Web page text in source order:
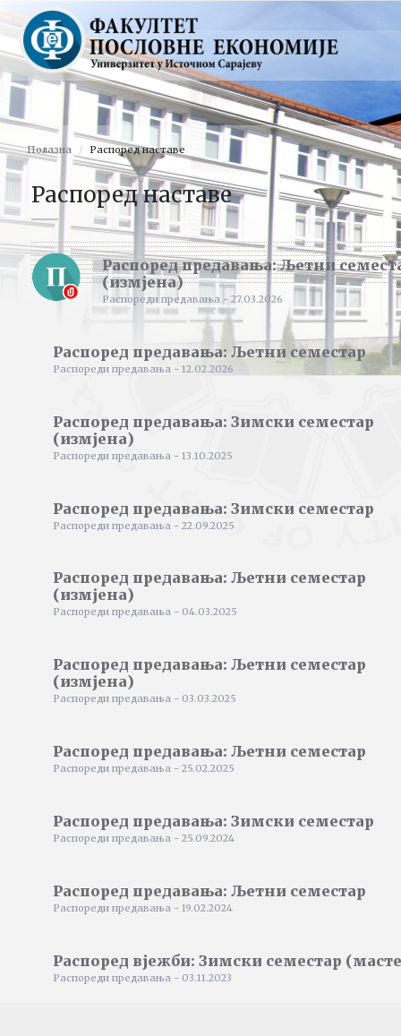
Полазна Распоред наставе
Распоред наставе
Распоред предавања: Љетни
(измјена)
Распореди предавања - 27.03.2026
Распоред предавања: Љетни семестар
Распореди предавања - 12.02.2026
Распоред предавања: Зимски семестар
(измјена)
Распореди предавања - 13.10.2025
Распоред предавања: Зимски семестар
Распореди предавања - 22.09.2025
Распоред предавања: Љетни семестар
(измјена)
Распореди предавања - 04.03.2025
Распоред предавања: Љетни семестар
(измјена)
Распореди предавања - 03.03.2025
Распоред предавања: Љетни семестар
Распореди предавања - 25.02.2025
Распоред предавања: Зимски семестар
Распореди предавања - 25.09.2024
Распоред предавања: Љетни семестар
Распореди предавања - 19.02.2024
Распоред вјежби: Зимски семестар
Распореди предавања - 03.11.2023